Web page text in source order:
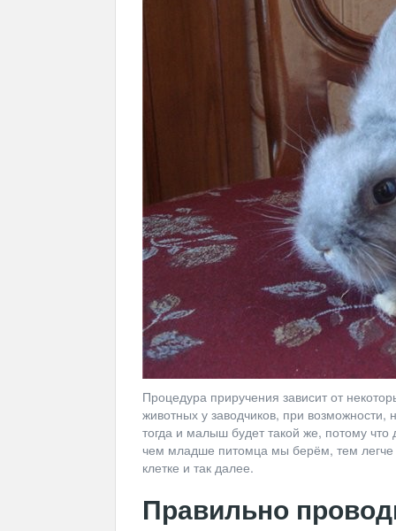
Процедура приручения зависит от
животных у заводчиков, при
тогда и малыш будет такой же, потому
чем младше питомца мы берём, тем легче
клетке и так далее.
Правильно